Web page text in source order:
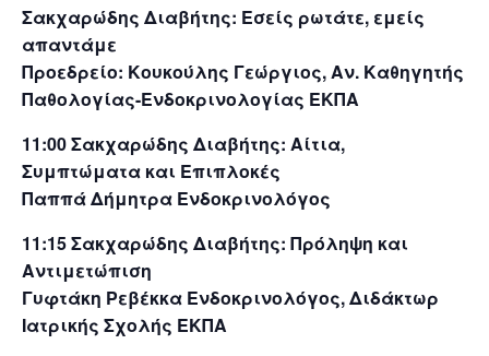
Σακχαρώδης Διαβήτης: Εσείς ρωτάτε, εμείς
απαντάμε
Προεδρείο: Κουκούλης Γεώργιος, Αν. Καθηγητής
Παθολογίας-Ενδοκρινολογίας ΕΚΠΑ
11:00 Σακχαρώδης Διαβήτης: Αίτια,
Συμπτώματα και Επιπλοκές
Παππά Δήμητρα Ενδοκρινολόγος
11:15 Σακχαρώδης Διαβήτης: Πρόληψη και
Αντιμετώπιση
Γυφτάκη Ρεβέκκα Ενδοκρινολόγος, Διδάκτωρ
Ιατρικής Σχολής ΕΚΠΑ